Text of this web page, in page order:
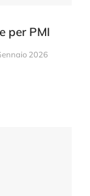
per PMI
2026